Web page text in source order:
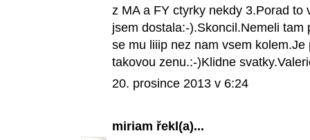
z MA a FY ctyrky nekdy 3.Porad to
jsem dostala:-).Skoncil.Nemeli
se mu liiip nez nam vsem
takovou zenu.:-)Klidne
20. prosince 2013 v 6:24
miriam řekl(a)...